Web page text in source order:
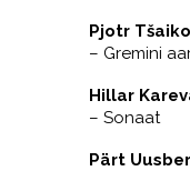
Pjotr
– Gremini
Hillar
– Sonaat
Pärt